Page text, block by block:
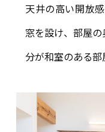
天井の高い開放
窓を設け、部屋
分が和室のある部